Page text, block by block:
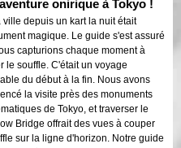
pour les visiteurs de première
souhaitent un mélange d'aventure
Le contraste entre les
modernes de Tokyo et les zones
était magnifiquement mis en
par les lumières nocturnes. Je
vivement cette visite à
!
onirique à Tokyo !
ville depuis un kart la nuit était
magique. Le guide s'est assuré
capturions chaque moment à
le souffle. C'était un voyage
du début à la fin. Nous avons
la visite près des monuments
de Tokyo, et traverser le
Bridge offrait des vues à couper
sur la ligne d'horizon. Notre guide